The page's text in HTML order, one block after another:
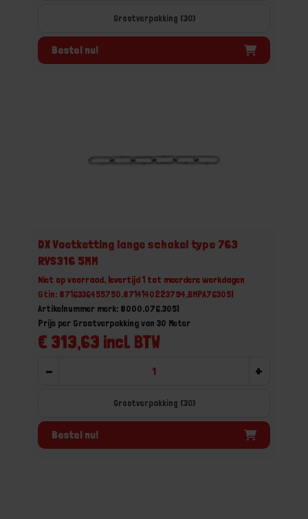
Grootverpakking (30)
Bestel nu!
DX Voetketting lange schakel type 763
RVS316 5MM
Niet op voorraad, levertijd 1 tot meerdere werkdagen
Gtin: 8716336455750,8714140223794,BMPA76305I
Artikelnummer merk: 8000.076.305I
€ 313,63 incl. BTW
Prijs per Grootverpakking van 30 Meter
- +
Grootverpakking (30)
Bestel nu!